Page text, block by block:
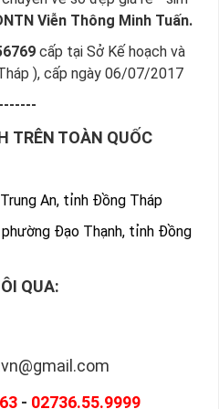
tiết về dòng sim số đẹp giá rẻ
Viễn Thông Minh Tuấn.
cấp tại Sở Kế hoạch và
), cấp ngày 06/07/2017
TRÊN TOÀN QUỐC
An, tỉnh Đồng Tháp
Đạo Thạnh, tỉnh Đồng
QUA:
- 02736.55.9999